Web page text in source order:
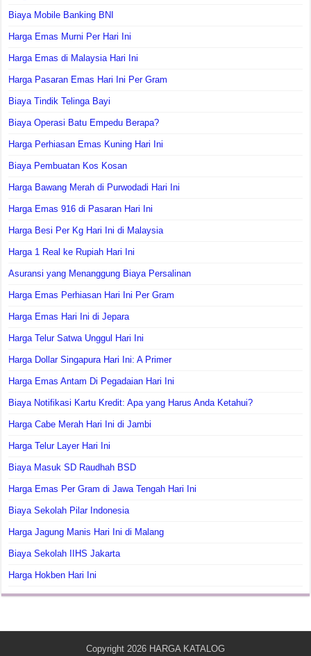
Biaya Mobile Banking BNI
Harga Emas Murni Per Hari Ini
Harga Emas di Malaysia Hari Ini
Harga Pasaran Emas Hari Ini Per Gram
Biaya Tindik Telinga Bayi
Biaya Operasi Batu Empedu Berapa?
Harga Perhiasan Emas Kuning Hari Ini
Biaya Pembuatan Kos Kosan
Harga Bawang Merah di Purwodadi Hari Ini
Harga Emas 916 di Pasaran Hari Ini
Harga Besi Per Kg Hari Ini di Malaysia
Harga 1 Real ke Rupiah Hari Ini
Asuransi yang Menanggung Biaya Persalinan
Harga Emas Perhiasan Hari Ini Per Gram
Harga Emas Hari Ini di Jepara
Harga Telur Satwa Unggul Hari Ini
Harga Dollar Singapura Hari Ini: A Primer
Harga Emas Antam Di Pegadaian Hari Ini
Biaya Notifikasi Kartu Kredit: Apa yang Harus Anda Ketahui?
Harga Cabe Merah Hari Ini di Jambi
Harga Telur Layer Hari Ini
Biaya Masuk SD Raudhah BSD
Harga Emas Per Gram di Jawa Tengah Hari Ini
Biaya Sekolah Pilar Indonesia
Harga Jagung Manis Hari Ini di Malang
Biaya Sekolah IIHS Jakarta
Harga Hokben Hari Ini
Copyright 2026 HARGA KATALOG